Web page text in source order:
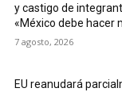
y castigo de
«México debe hacer
7 agosto, 2026
EU reanudará